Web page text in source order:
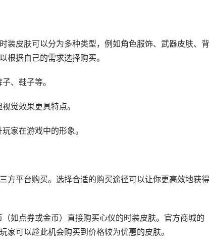
装皮肤可以分为多种类型，例如角色服饰、武器皮肤、背
根据自己的需求选择购买。
、鞋子等。
觉效果更具特点。
家在游戏中的形象。
方平台购买。选择合适的购买途径可以让你更高效地获得
如点券或金币）直接购买心仪的时装皮肤。官方商城的
可以趁此机会购买到价格较为优惠的皮肤。